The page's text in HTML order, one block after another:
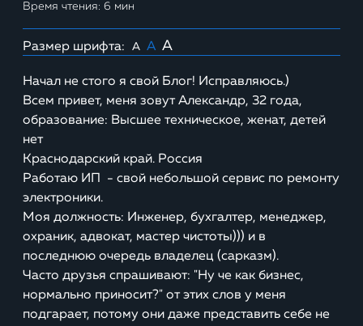
Время чтения: 6 мин
Размер шрифта: A A A
Начал не стого я свой Блог! Исправляюсь.)
Всем привет, меня зовут Александр, 32 года,
образование: Высшее техническое, женат, детей
нет
Краснодарский край. Россия
Работаю ИП - свой небольшой сервис по ремонту
электроники.
Моя должность: Инженер, бухгалтер, менеджер,
охраник, адвокат, мастер чистоты))) и в
последнюю очередь владелец (сарказм).
Часто друзья спрашивают: "Ну че как бизнес,
нормально приносит?" от этих слов у меня
подгарает, потому они даже представить себе не